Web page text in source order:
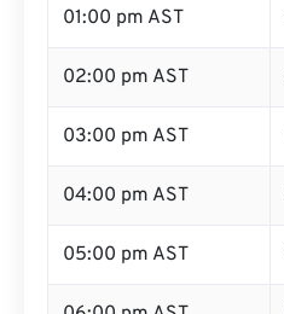
01:00 pm AST
02:00 pm AST
03:00 pm AST
04:00 pm AST
05:00 pm AST